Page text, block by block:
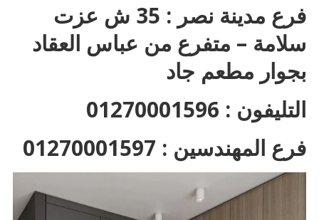
فرع مدينة نصر : 35 ش عزت
سلامة – متفرع من عباس العقاد
بجوار مطعم جاد
التليفون : 01270001596
فرع المهندسين : 01270001597